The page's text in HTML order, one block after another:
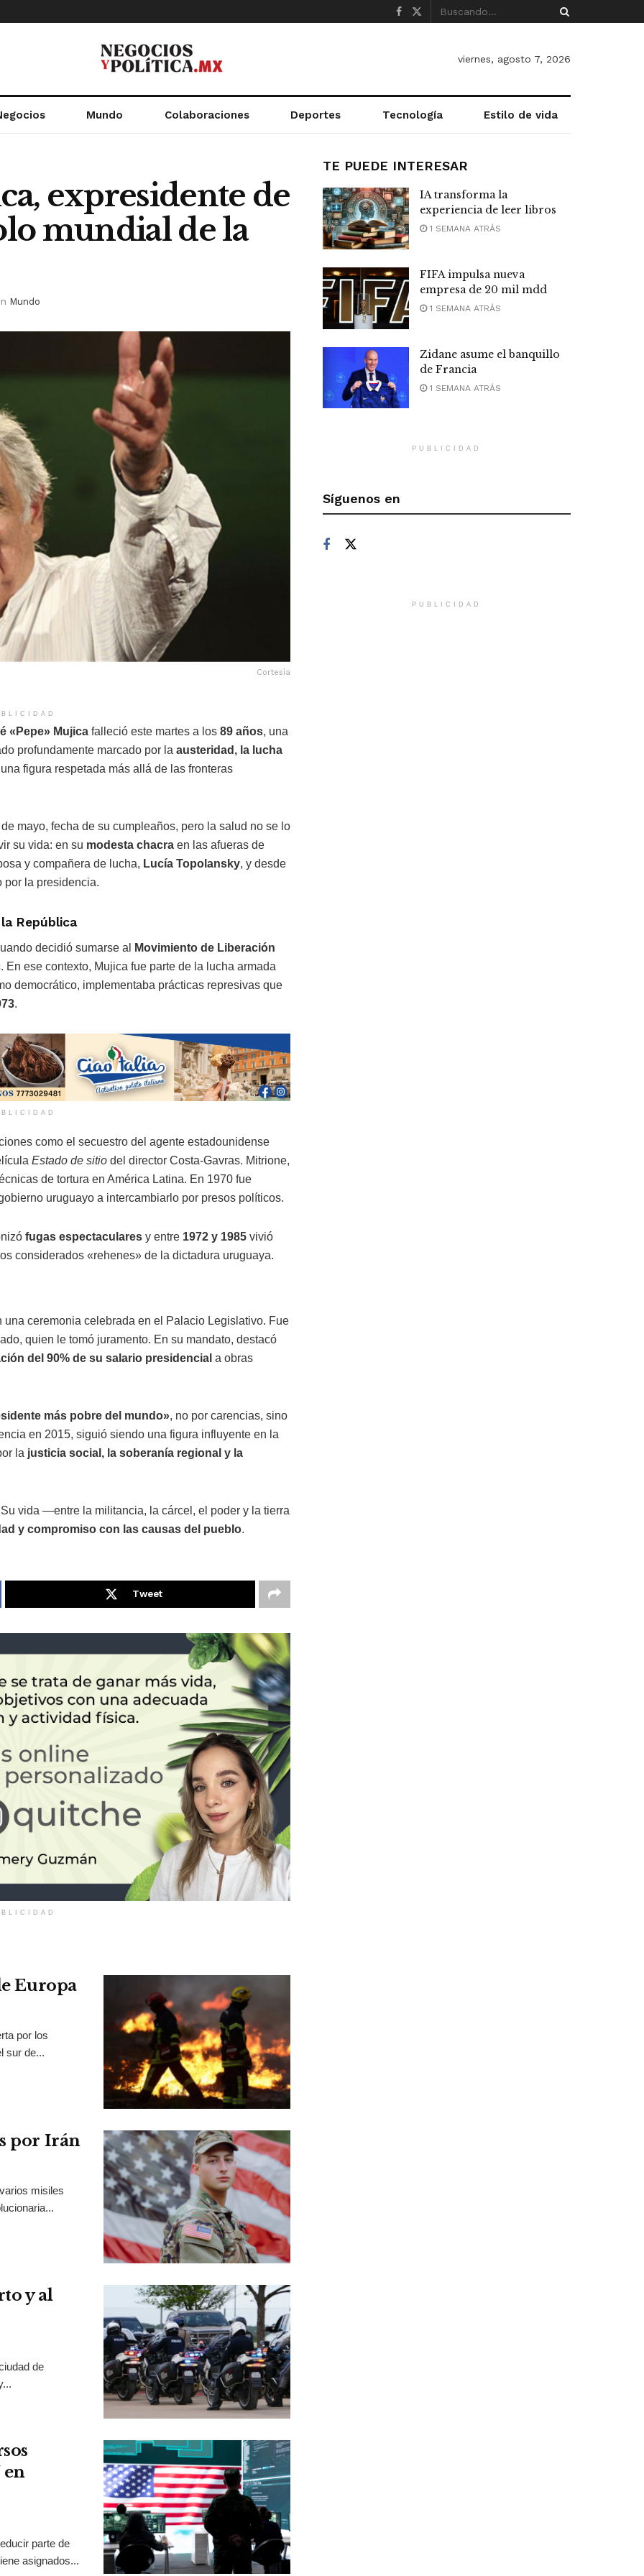
viernes, agosto 7, 2026
Mundo Colaboraciones Deportes Tecnología Estilo de vida
expresidente de
mundial de la
Mundo
Cortesía
«Pepe» Mujica falleció este martes a los 89 años, una
profundamente marcado por la austeridad, la lucha
figura respetada más allá de las fronteras
mayo, fecha de su cumpleaños, pero la salud no se lo
su vida: en su modesta chacra en las afueras de
y compañera de lucha, Lucía Topolansky, y desde
por la presidencia.
República
decidió sumarse al
Movimiento de Liberación
. En ese contexto, Mujica fue parte de la lucha armada
democrático, implementaba prácticas represivas que
.
como el secuestro del agente estadounidense
Estado de sitio del director Costa-Gavras. Mitrione,
de tortura en América Latina. En 1970 fue
uruguayo a intercambiarlo por presos políticos.
fugas espectaculares y entre 1972 y 1985 vivió
considerados «rehenes» de la dictadura uruguaya.
una ceremonia celebrada en el Palacio Legislativo. Fue
quien le tomó juramento. En su mandato, destacó
del 90% de su salario presidencial a obras
más pobre del mundo», no por carencias, sino
en 2015, siguió siendo una figura influyente en la
la justicia social, la soberanía regional y la
vida —entre la militancia, la cárcel, el poder y la tierra
y compromiso con las causas del pueblo.
Tweet
Europa
por los
sur de...
por Irán
misiles
y al
de
en
parte de
asignados...
TE PUEDE INTERESAR
IA transforma la
experiencia de leer libros
1 SEMANA ATRÁS
FIFA impulsa nueva
empresa de 20 mil mdd
1 SEMANA ATRÁS
Zidane asume el banquillo
de Francia
1 SEMANA ATRÁS
PUBLICIDAD
Síguenos en
PUBLICIDAD